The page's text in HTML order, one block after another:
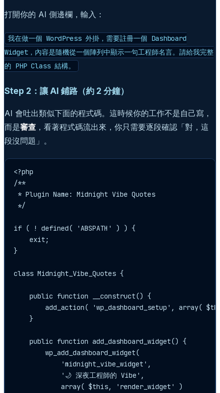
打開你的 AI 側邊欄，輸入：
我在做一個 WordPress 外掛，需要註冊一個 Dashboard
Widget，內容是隨機從一個陣列中顯示一句工程師名言。請給我完整
的 PHP Class 結構。
Step 2：讓 AI 鋪路（約 2 分鐘）
AI 會吐出類似下面的程式碼。這時候你的工作不是自己寫，
而是審查 ，看著程式碼流出來，你只需要逐段確認「對，這
段沒問題」。
<?php
/**
* Plugin Name: Midnight Vibe Quotes
*/
if ( ! defined( 'ABSPATH' ) ) {
    exit;
}
class Midnight_Vibe_Quotes {
    public function __construct() {
add_action( 'wp_dashboard_setup', array(
    }
    public function add_dashboard_widget() {
        wp_add_dashboard_widget(
            'midnight_vibe_widget',
            '🌙 深夜工程師的 Vibe',
            array( $this, 'render_widget' )